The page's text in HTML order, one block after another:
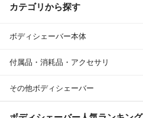
カテゴリから探す
ボディシェーバー本体
付属品・消耗品・アクセサリ
その他ボディシェーバー
Pontaパス特典対象すべて
サンキュー配送対象
キーワード